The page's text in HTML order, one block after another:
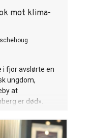
mot klima-
i fjor avslørte en
ungdom,
at
er død».
velgående,
opp nå, tar